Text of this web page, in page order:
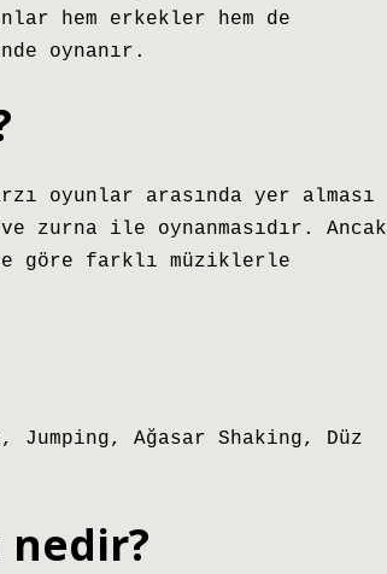
hem erkekler hem de
oynanır.
oyunlar arasında yer alması
zurna ile oynanmasıdır. Ancak
göre farklı müziklerle
Jumping, Ağasar Shaking, Düz
nedir?